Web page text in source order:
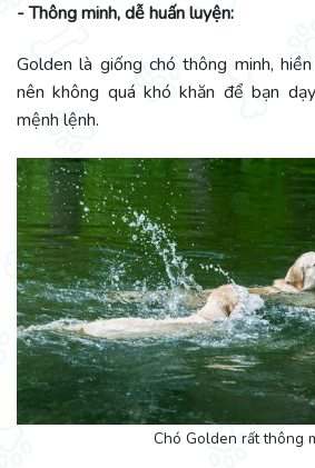
- Thông minh, dễ huấn luyện:
Golden là giống chó thông minh,
nên không quá khó khăn để bạn
mệnh lệnh.
Chó Golden rất thông